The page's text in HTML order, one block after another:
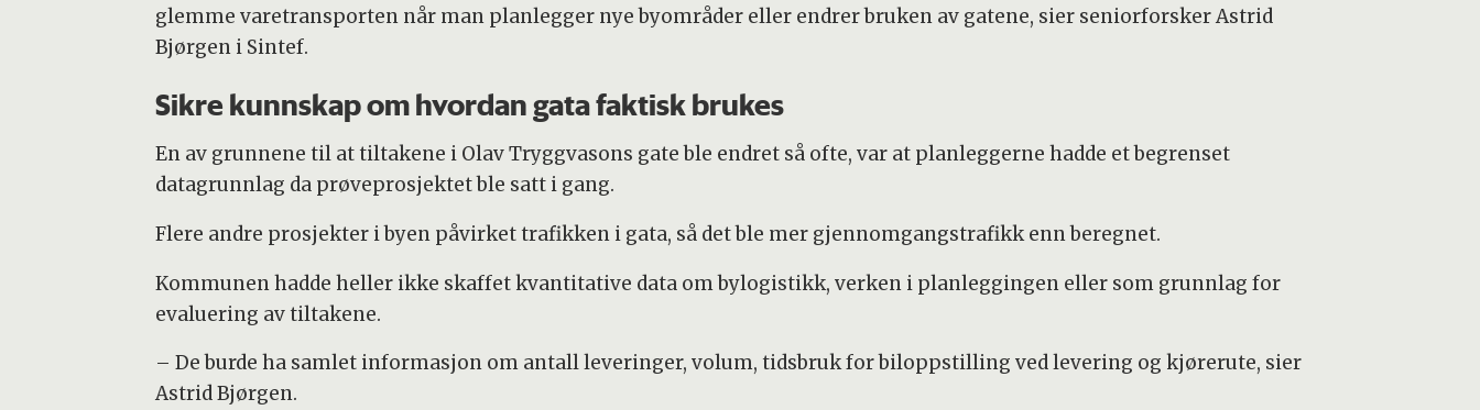
glemme varetransporten når man planlegger nye byområder eller endrer bruken av gatene, sier seniorforsker Astrid
Bjørgen i Sintef.
Sikre kunnskap om hvordan gata faktisk brukes
En av grunnene til at tiltakene i Olav Tryggvasons gate ble endret så ofte, var at planleggerne hadde et begrenset
datagrunnlag da prøveprosjektet ble satt i gang.
Flere andre prosjekter i byen påvirket trafikken i gata, så det ble mer gjennomgangstrafikk enn beregnet.
Kommunen hadde heller ikke skaffet kvantitative data om bylogistikk, verken i planleggingen eller som grunnlag for
evaluering av tiltakene.
– De burde ha samlet informasjon om antall leveringer, volum, tidsbruk for biloppstilling ved levering og kjørerute, sier
Astrid Bjørgen.